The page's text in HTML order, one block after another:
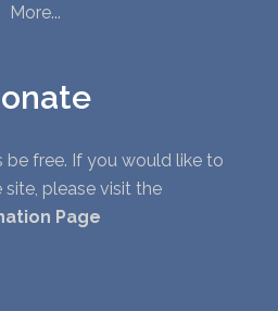
More...
be free. If you would like to
please visit the
Page